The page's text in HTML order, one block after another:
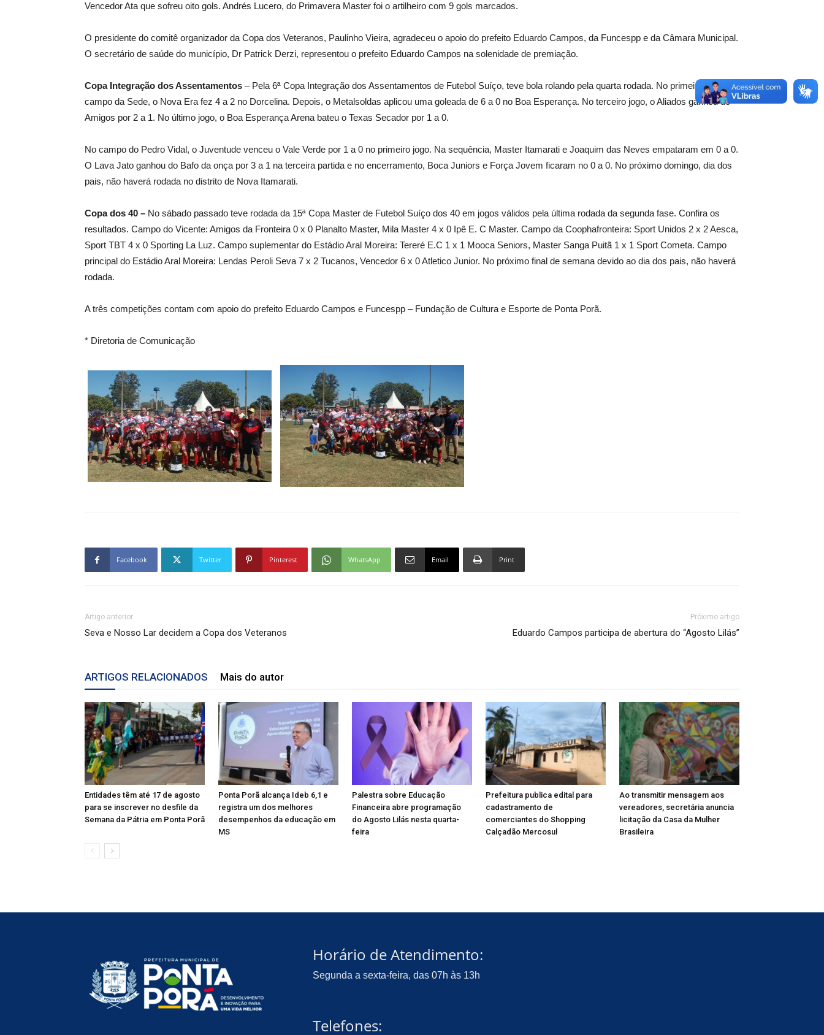
Vencedor Ata que sofreu oito gols. Andrés Lucero, do Primavera Master foi o artilheiro com 9 gols marcados.
O presidente do comitê organizador da Copa dos Veteranos, Paulinho Vieira, agradeceu o apoio do prefeito Eduardo Campos, da Funcespp e da Câmara Municipal.
O secretário de saúde do município, Dr Patrick Derzi, representou o prefeito Eduardo Campos na solenidade de premiação.
Copa Integração dos Assentamentos – Pela 6ª Copa Integração dos Assentamentos de Futebol Suíço, teve bola rolando pela quarta rodada. No primeiro jogo no
campo da Sede, o Nova Era fez 4 a 2 no Dorcelina. Depois, o Metalsoldas aplicou uma goleada de 6 a 0 no Boa Esperança. No terceiro jogo, o Aliados ganhou do
Amigos por 2 a 1. No último jogo, o Boa Esperança Arena bateu o Texas Secador por 1 a 0.
No campo do Pedro Vidal, o Juventude venceu o Vale Verde por 1 a 0 no primeiro jogo. Na sequência, Master Itamarati e Joaquim das Neves empataram em 0 a 0.
O Lava Jato ganhou do Bafo da onça por 3 a 1 na terceira partida e no encerramento, Boca Juniors e Força Jovem ficaram no 0 a 0. No próximo domingo, dia dos
pais, não haverá rodada no distrito de Nova Itamarati.
Copa dos 40 – No sábado passado teve rodada da 15ª Copa Master de Futebol Suíço dos 40 em jogos válidos pela última rodada da segunda fase. Confira os
resultados. Campo do Vicente: Amigos da Fronteira 0 x 0 Planalto Master, Mila Master 4 x 0 Ipê E. C Master. Campo da Coophafronteira: Sport Unidos 2 x 2 Aesca,
Sport TBT 4 x 0 Sporting La Luz. Campo suplementar do Estádio Aral Moreira: Tereré E.C 1 x 1 Mooca Seniors, Master Sanga Puitã 1 x 1 Sport Cometa. Campo
principal do Estádio Aral Moreira: Lendas Peroli Seva 7 x 2 Tucanos, Vencedor 6 x 0 Atletico Junior. No próximo final de semana devido ao dia dos pais, não haverá
rodada.
A três competições contam com apoio do prefeito Eduardo Campos e Funcespp – Fundação de Cultura e Esporte de Ponta Porã.
* Diretoria de Comunicação
Facebook Twitter Pinterest WhatsApp Email Print
Artigo anterior
Seva e Nosso Lar decidem a Copa dos Veteranos
Próximo artigo
Eduardo Campos participa de abertura do “Agosto Lilás”
ARTIGOS RELACIONADOS Mais do autor
Entidades têm até 17 de agosto
para se inscrever no desfile da
Semana da Pátria em Ponta Porã
Ponta Porã alcança Ideb 6,1 e
registra um dos melhores
desempenhos da educação em
MS
Palestra sobre Educação
Financeira abre programação
do Agosto Lilás nesta quarta-
feira
Prefeitura publica edital para
cadastramento de
comerciantes do Shopping
Calçadão Mercosul
Ao transmitir mensagem aos
vereadores, secretária anuncia
licitação da Casa da Mulher
Brasileira
Horário de Atendimento:
Segunda a sexta-feira, das 07h às 13h
Telefones: